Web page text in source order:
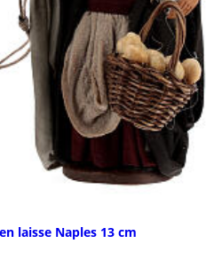
laisse Naples 13 cm